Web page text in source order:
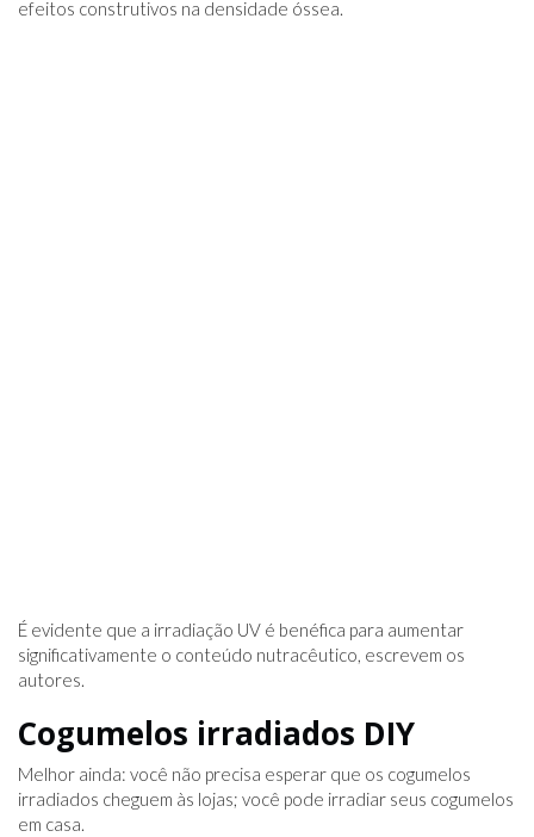
efeitos construtivos na densidade óssea.
É evidente que a irradiação UV é benéfica para aumentar
significativamente o conteúdo nutracêutico, escrevem os
autores.
Cogumelos irradiados DIY
Melhor ainda: você não precisa esperar que os cogumelos
irradiados cheguem às lojas; você pode irradiar seus cogumelos
em casa.